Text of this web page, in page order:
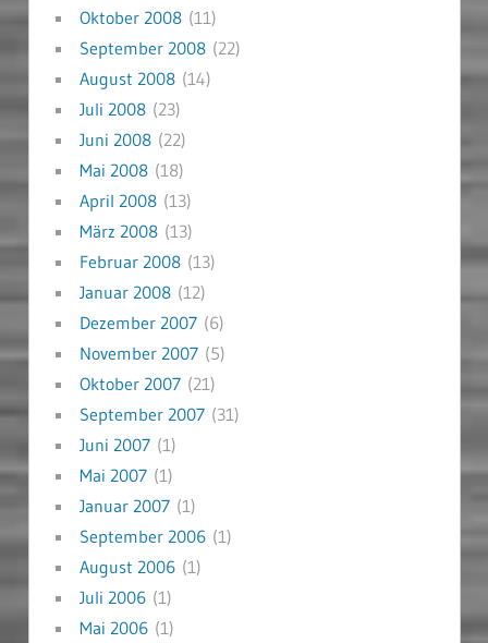
Oktober 2008(11)
September 2008(22)
August 2008(14)
Juli 2008(23)
Juni 2008(22)
Mai 2008(18)
April 2008(13)
März 2008(13)
Februar 2008(13)
Januar 2008(12)
Dezember 2007(6)
November 2007(5)
Oktober 2007(21)
September 2007(31)
Juni 2007(1)
Mai 2007(1)
Januar 2007(1)
September 2006(1)
August 2006(1)
Juli 2006(1)
Mai 2006(1)